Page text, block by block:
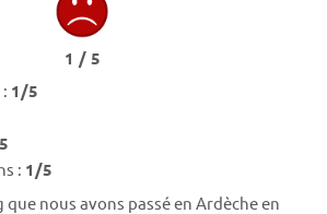
1 / 5
1/5
: 1/5
que nous avons passé en Ardèche en